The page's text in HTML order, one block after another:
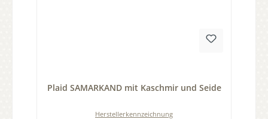
Plaid SAMARKAND mit Kaschmir und Seide
Herstellerkennzeichnung